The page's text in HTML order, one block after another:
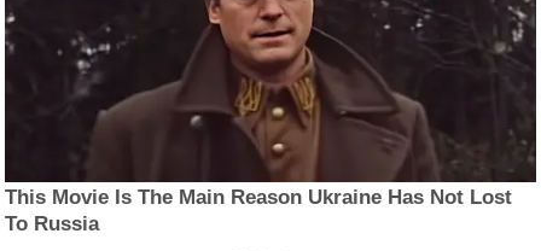
This Movie Is The Main Reason Ukraine Has Not Lost
To Russia